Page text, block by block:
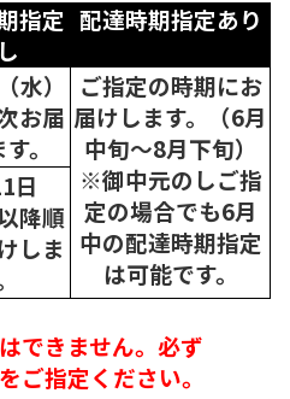
指定 配達時期指定あり
水）
お届
。
ご指定の時期にお
届けします。（6月
中旬～8月下旬）
※御中元のしご指
定の場合でも6月
中の配達時期指定
は可能です。
日
降順
しま
できません。必ず
ご指定ください。